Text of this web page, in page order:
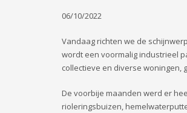
06/10/2022
Vandaag richten we de
wordt een voormalig industrieel
collectieve en diverse woningen,
De voorbije maanden werd er
rioleringsbuizen,